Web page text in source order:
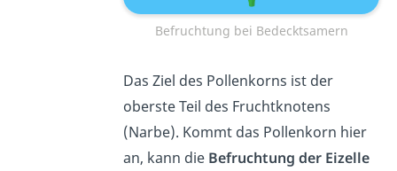
Befruchtung bei Bedecktsamern
Das Ziel des Pollenkorns ist der
oberste Teil des Fruchtknotens
(Narbe). Kommt das Pollenkorn hier
an, kann die Befruchtung der Eizelle